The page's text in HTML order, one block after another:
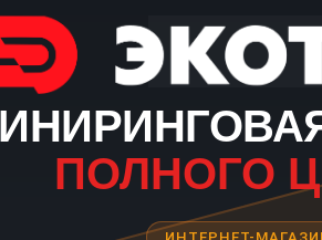
ПОЛНОГО
ИНТЕРНЕТ-